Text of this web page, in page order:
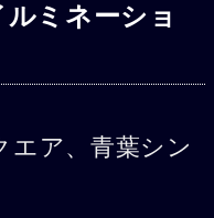
ミネーショ
エア、青葉シン